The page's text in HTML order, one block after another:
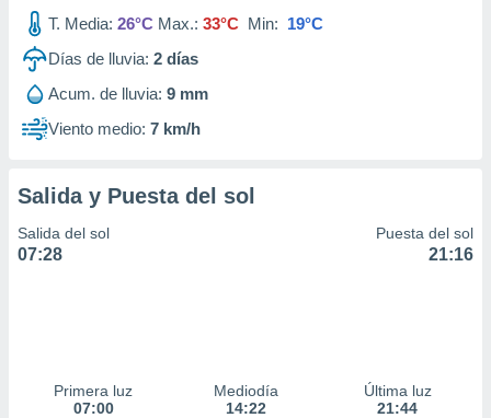
T. Media: 26°C Max.: 33°C Min: 19°C
Días de lluvia: 2 días
Acum. de lluvia: 9 mm
Viento medio: 7 km/h
Salida y Puesta del sol
Salida del sol
07:28
Puesta del sol
21:16
Primera luz
07:00
Mediodía
14:22
Última luz
21:44